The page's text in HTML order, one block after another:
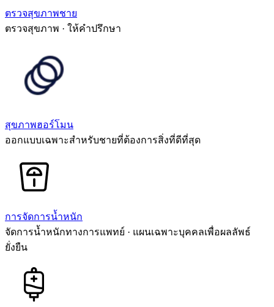
ตรวจสุขภาพชาย
ตรวจสุขภาพ · ให้คำปรึกษา
สุขภาพฮอร์โมน
ออกแบบเฉพาะสำหรับชายที่ต้องการสิ่งที่ดีที่สุด
การจัดการน้ำหนัก
จัดการน้ำหนักทางการแพทย์ · แผนเฉพาะบุคคลเพื่อผลลัพธ์
ยั่งยืน